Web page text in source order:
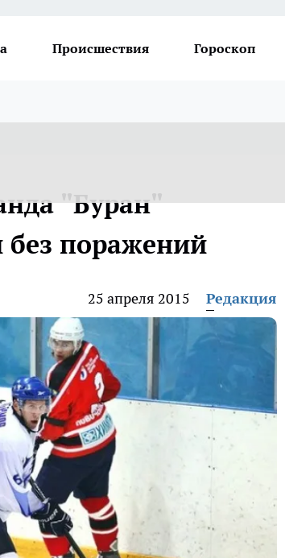
Происшествия Гороскоп
"Буран"
без поражений
25 апреля 2015 Редакция